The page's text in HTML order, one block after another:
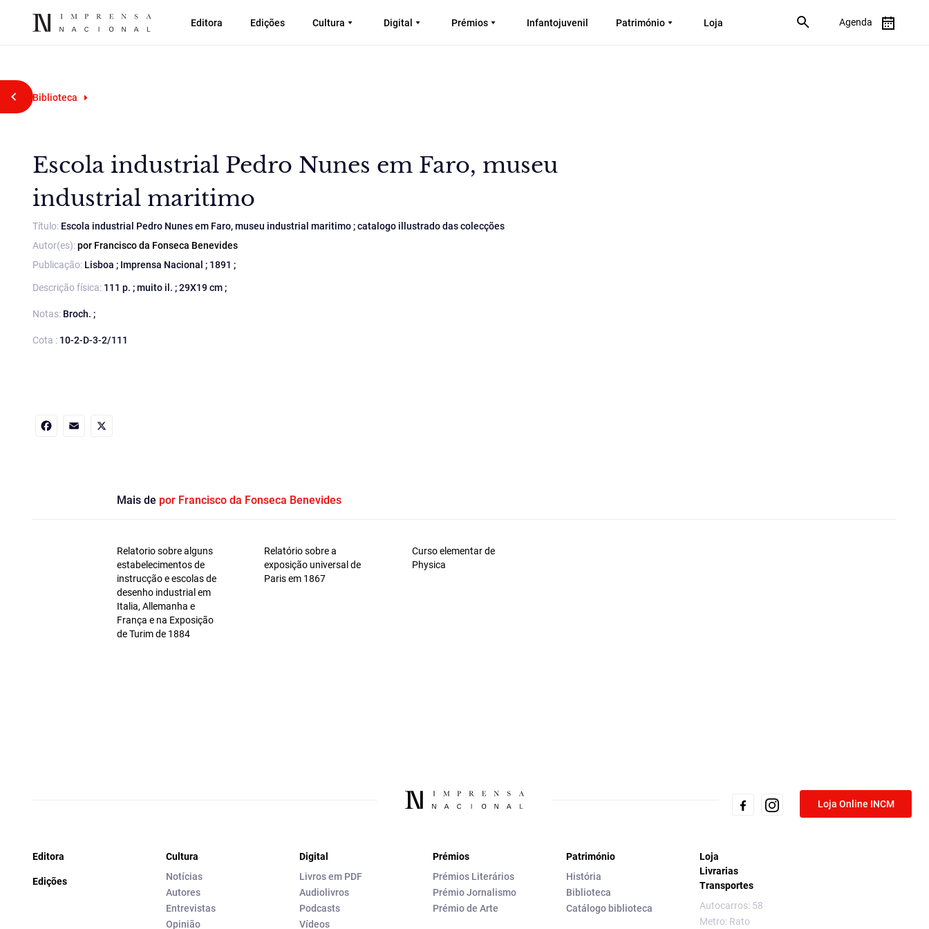
Editora Edições Cultura Digital Prémios Infantojuvenil Património Loja Agenda
Voltar atrás
Biblioteca
Escola industrial Pedro Nunes em Faro, museu
industrial maritimo
Título: Escola industrial Pedro Nunes em Faro, museu industrial maritimo ; catalogo illustrado das colecções
Autor(es):por Francisco da Fonseca Benevides
Publicação: Lisboa ; Imprensa Nacional ; 1891 ;
Descrição física: 111 p. ; muito il. ; 29X19 cm ;
Notas: Broch. ;
Cota : 10-2-D-3-2/111
Mais de por Francisco da Fonseca Benevides
Relatorio sobre alguns
estabelecimentos de
instrucção e escolas de
desenho industrial em
Italia, Allemanha e
França e na Exposição
de Turim de 1884
Relatório sobre a
exposição universal de
Paris em 1867
Curso elementar de
Physica
Loja Online INCM
Editora
Edições
Cultura
Notícias
Autores
Entrevistas
Opinião
Digital
Livros em PDF
Audiolivros
Podcasts
Vídeos
Prémios
Prémios Literários
Prémio Jornalismo
Prémio de Arte
Património
História
Biblioteca
Catálogo biblioteca
Loja
Livrarias
Transportes
Autocarros: 58
Metro: Rato